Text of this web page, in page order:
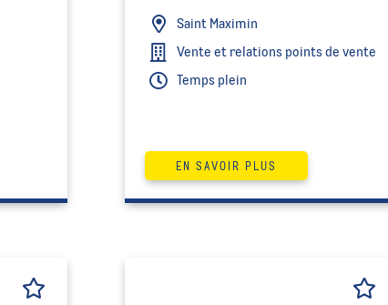
Saint Maximin
Temps plein
Vente et relations points de vente
EN SAVOIR PLUS